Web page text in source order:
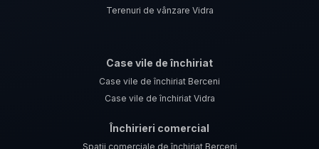
Terenuri de vânzare Vidra
Case vile de închiriat
Case vile de închiriat Berceni
Case vile de închiriat Vidra
Închirieri comercial
Spații comerciale de închiriat Berceni